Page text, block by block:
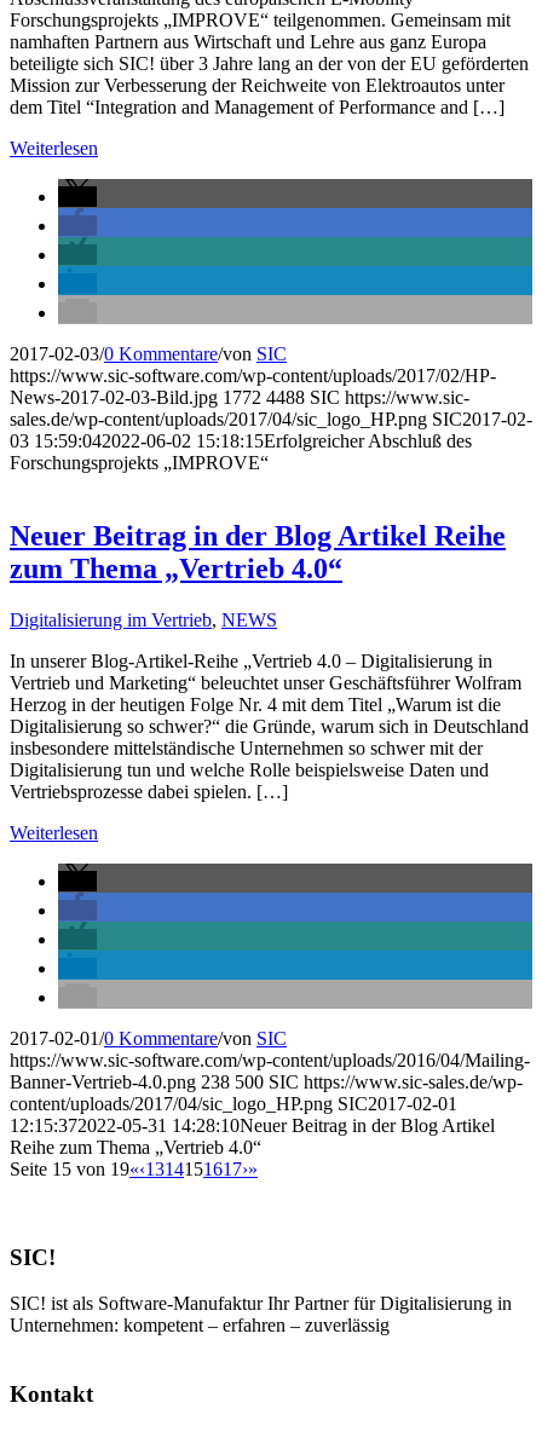
Forschungsprojekts „IMPROVE“ teilgenommen. Gemeinsam mit
namhaften Partnern aus Wirtschaft und Lehre aus ganz Europa
beteiligte sich SIC! über 3 Jahre lang an der von der EU geförderten
Mission zur Verbesserung der Reichweite von Elektroautos unter
dem Titel “Integration and Management of Performance and […]
Weiterlesen
2017-02-03/0 Kommentare/von SIC
https://www.sic-software.com/wp-content/uploads/2017/02/HP-
News-2017-02-03-Bild.jpg 1772 4488 SIC https://www.sic-
sales.de/wp-content/uploads/2017/04/sic_logo_HP.png SIC2017-02-
03 15:59:042022-06-02 15:18:15Erfolgreicher Abschluß des
Forschungsprojekts „IMPROVE“
Neuer Beitrag in der Blog Artikel Reihe
zum Thema „Vertrieb 4.0“
Digitalisierung im Vertrieb, NEWS
In unserer Blog-Artikel-Reihe „Vertrieb 4.0 – Digitalisierung in
Vertrieb und Marketing“ beleuchtet unser Geschäftsführer Wolfram
Herzog in der heutigen Folge Nr. 4 mit dem Titel „Warum ist die
Digitalisierung so schwer?“ die Gründe, warum sich in Deutschland
insbesondere mittelständische Unternehmen so schwer mit der
Digitalisierung tun und welche Rolle beispielsweise Daten und
Vertriebsprozesse dabei spielen. […]
Weiterlesen
2017-02-01/0 Kommentare/von SIC
https://www.sic-software.com/wp-content/uploads/2016/04/Mailing-
Banner-Vertrieb-4.0.png 238 500 SIC https://www.sic-sales.de/wp-
content/uploads/2017/04/sic_logo_HP.png SIC2017-02-01
12:15:372022-05-31 14:28:10Neuer Beitrag in der Blog Artikel
Reihe zum Thema „Vertrieb 4.0“
Seite 15 von 19«‹1314151617›»
SIC!
SIC! ist als Software-Manufaktur Ihr Partner für Digitalisierung in
Unternehmen: kompetent – erfahren – zuverlässig
Kontakt